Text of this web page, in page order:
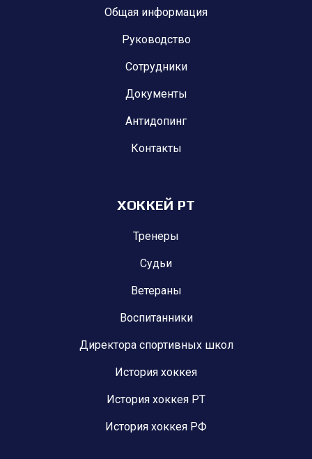
Общая информация
Руководство
Сотрудники
Документы
Антидопинг
Контакты
ХОККЕЙ РТ
Тренеры
Судьи
Ветераны
Воспитанники
Директора спортивных школ
История хоккея
История хоккея РТ
История хоккея РФ